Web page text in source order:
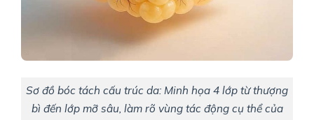
Sơ đồ bóc tách cấu trúc da: Minh họa 4 lớp từ thượng
bì đến lớp mỡ sâu, làm rõ vùng tác động cụ thể của